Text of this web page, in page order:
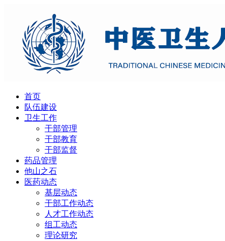
首页
队伍建设
卫生工作
干部管理
干部教育
干部监督
药品管理
他山之石
医药动态
基层动态
干部工作动态
人才工作动态
组工动态
理论研究